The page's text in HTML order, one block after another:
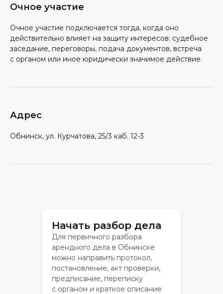
Очное участие
Очное участие подключается тогда, когда оно
действительно влияет на защиту интересов: судебное
заседание, переговоры, подача документов, встреча
с органом или иное юридически значимое действие.
Адрес
Обнинск, ул. Курчатова, 25/3 каб. 12-3
Начать разбор дела
Для первичного разбора
арендного дела в Обнинске
можно направить протокол,
постановление, акт проверки,
предписание, переписку
с органом и краткое описание